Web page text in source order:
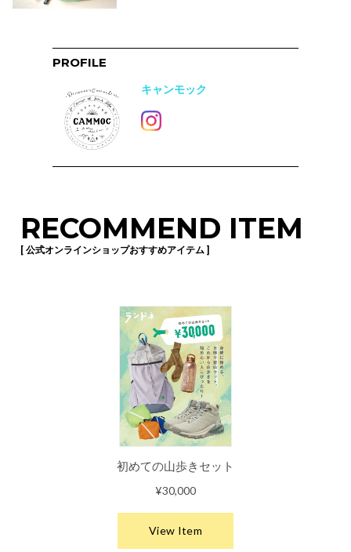
PROFILE
キャンモック
RECOMMEND ITEM
[ 公式オンラインショップおすすめアイテム ]